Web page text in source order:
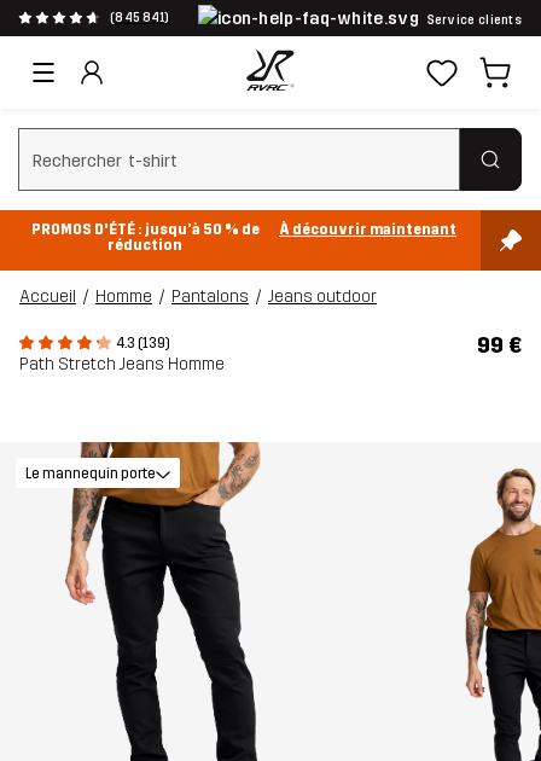
(845 841) Service clients
Effacer la recherche
PROMOS D'ÉTÉ : jusqu’à 50 % de
réduction
À découvrir maintenant
Accueil Homme Pantalons Jeans outdoor
4.3 (139)
Path Stretch Jeans Homme
99 €
Le mannequin porte